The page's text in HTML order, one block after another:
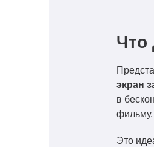
Что
экран
в
Это